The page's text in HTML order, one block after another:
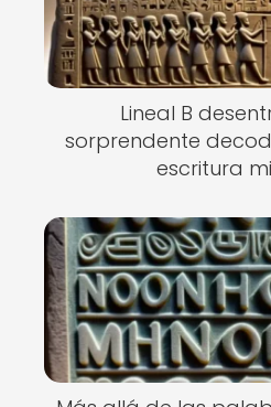
Lineal B
sorprendente
escritura